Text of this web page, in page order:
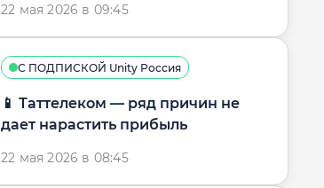
22 мая 2026 в 09:45
С ПОДПИСКОЙ Unity Россия
📱 Таттелеком — ряд причин не
дает нарастить прибыль
22 мая 2026 в 08:45